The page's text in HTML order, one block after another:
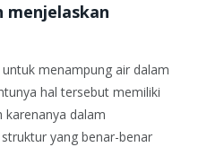
menjelaskan
menampung air dalam
hal tersebut memiliki
karenanya dalam
yang benar-benar